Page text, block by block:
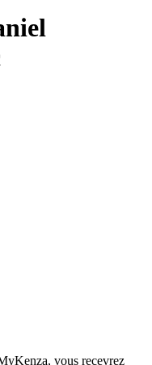
vous recevrez